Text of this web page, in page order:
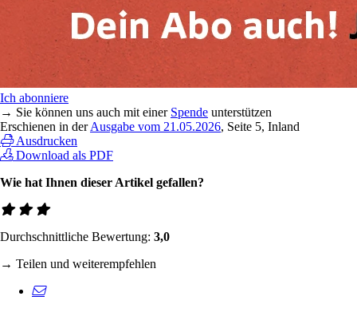
Ich abonniere
→ Sie können uns auch mit einer Spende unterstützen
Erschienen in derAusgabe vom 21.05.2026, Seite 5, Inland
Ausdrucken
Download als PDF
Wie hat Ihnen dieser Artikel gefallen?
Durchschnittliche Bewertung: 3,0
→ Teilen und weiterempfehlen